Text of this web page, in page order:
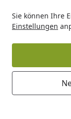
Sie können Ihre
Einstellungen
Motorrad
Ein Shop von
mehr als 10